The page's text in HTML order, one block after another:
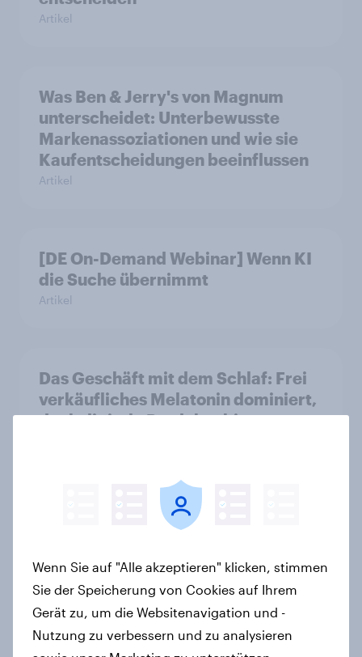
Artikel
Was Ben & Jerry's von Magnum
unterscheidet: Unterbewusste
Markenassoziationen und wie sie
Kaufentscheidungen beeinflussen
Artikel
[DE On-Demand Webinar] Wenn KI
die Suche übernimmt
Artikel
Das Geschäft mit dem Schlaf: Frei
verkäufliches Melatonin dominiert,
doch digitale Produkte bieten
käuferorientierte
Wachstumschancen in der
Kategorie identifiziert hat
Case Study
Wenn Sie auf "Alle akzeptieren" klicken, stimmen
Sie der Speicherung von Cookies auf Ihrem
Gerät zu, um die Websitenavigation und -
Nutzung zu verbessern und zu analysieren